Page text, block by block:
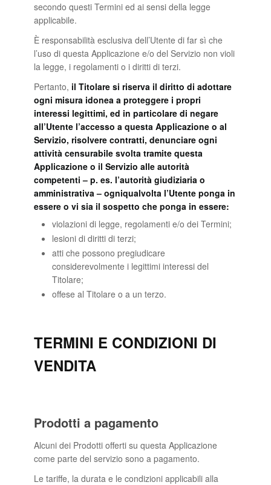
secondo questi Termini ed ai sensi della legge
applicabile.
È responsabilità esclusiva dell’Utente di far sì che
l’uso di questa Applicazione e/o del Servizio non violi
la legge, i regolamenti o i diritti di terzi.
Pertanto, il Titolare si riserva il diritto di adottare
ogni misura idonea a proteggere i propri
interessi legittimi, ed in particolare di negare
all’Utente l’accesso a questa Applicazione o al
Servizio, risolvere contratti, denunciare ogni
attività censurabile svolta tramite questa
Applicazione o il Servizio alle autorità
competenti – p. es. l’autorità giudiziaria o
amministrativa – ogniqualvolta l’Utente ponga in
essere o vi sia il sospetto che ponga in essere:
violazioni di legge, regolamenti e/o dei Termini;
lesioni di diritti di terzi;
atti che possono pregiudicare
considerevolmente i legittimi interessi del
Titolare;
offese al Titolare o a un terzo.
TERMINI E CONDIZIONI DI
VENDITA
Prodotti a pagamento
Alcuni dei Prodotti offerti su questa Applicazione
come parte del servizio sono a pagamento.
Le tariffe, la durata e le condizioni applicabili alla